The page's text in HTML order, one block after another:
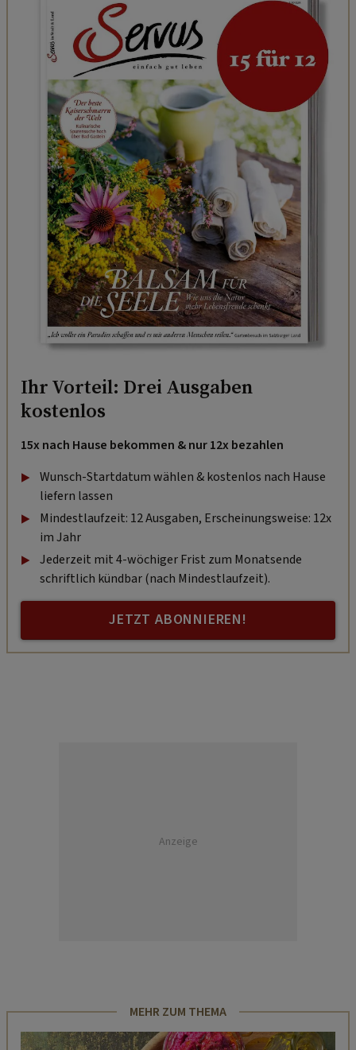
Ihr Vorteil: Drei Ausgaben
kostenlos
15x nach Hause bekommen & nur 12x bezahlen
Wunsch-Startdatum wählen & kostenlos nach Hause
liefern lassen
Mindestlaufzeit: 12 Ausgaben, Erscheinungsweise: 12x
im Jahr
Jederzeit mit 4-wöchiger Frist zum Monatsende
schriftlich kündbar (nach Mindestlaufzeit).
JETZT ABONNIEREN!
Anzeige
MEHR ZUM THEMA